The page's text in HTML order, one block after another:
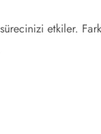
etkiler.